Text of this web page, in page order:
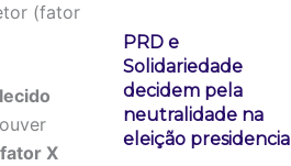
(fator
X
PRD e
Solidariedade
decidem pela
neutralidade na
eleição presidencial